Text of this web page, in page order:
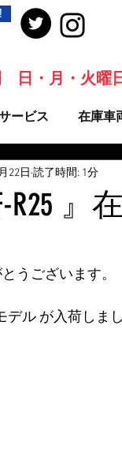
ービス 在庫車
日・月・火曜
R25 』
22日 読了時間: 1分
うございます。
デル が入荷しま